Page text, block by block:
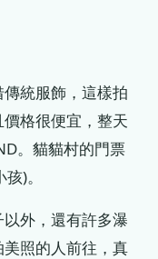
統服飾，這樣拍
格很便宜，整天
。貓貓村的門票
)。
外，還有許多瀑
照的人前往，真